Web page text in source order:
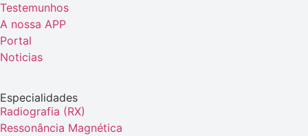
Testemunhos
A nossa APP
Portal
Noticias
Especialidades
Radiografia (RX)
Ressonância Magnética